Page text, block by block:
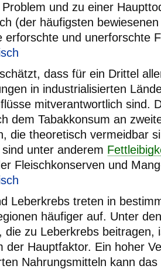
und zu einer
(der häufigsten
erforschte und unerforschte
dass für ein Drittel
in industrialisierten
mitverantwortlich sind.
dem Tabakkonsum an
die theoretisch vermeidbar
unter anderem
Fleischkonserven und
Leberkrebs treten in
häufiger auf. Unter
die zu Leberkrebs beitragen,
der Hauptfaktor. Ein hoher
Nahrungsmitteln kann das